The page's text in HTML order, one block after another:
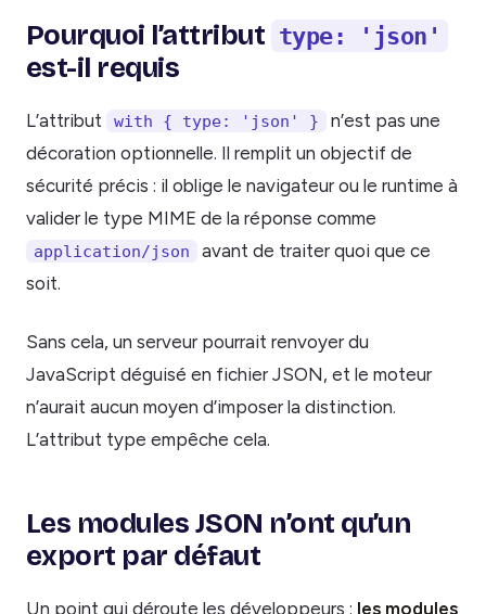
Pourquoi l’attribut type: 'json'
est-il requis
L’attribut with { type: 'json' }
n’est pas une
décoration optionnelle. Il remplit un objectif de
sécurité précis : il oblige le navigateur ou le runtime à
valider le type MIME de la réponse comme
application/json
avant de traiter quoi que ce
soit.
Sans cela, un serveur pourrait renvoyer du
JavaScript déguisé en fichier JSON, et le moteur
n’aurait aucun moyen d’imposer la distinction.
L’attribut type empêche cela.
Les modules JSON n’ont qu’un
export par défaut
Un point qui déroute les développeurs : les modules